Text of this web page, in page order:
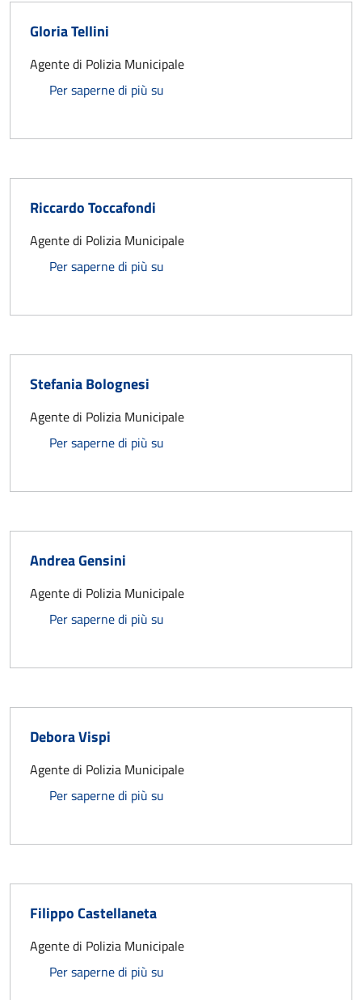
Gloria Tellini
Agente di Polizia Municipale
Per saperne di più su
Riccardo Toccafondi
Agente di Polizia Municipale
Per saperne di più su
Stefania Bolognesi
Agente di Polizia Municipale
Per saperne di più su
Andrea Gensini
Agente di Polizia Municipale
Per saperne di più su
Debora Vispi
Agente di Polizia Municipale
Per saperne di più su
Filippo Castellaneta
Agente di Polizia Municipale
Per saperne di più su